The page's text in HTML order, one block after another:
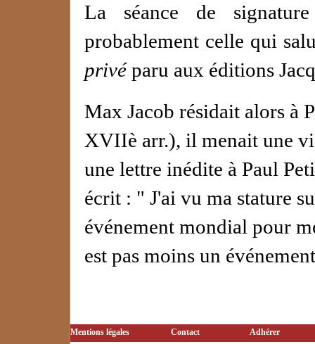
La séance de
probablement celle qui
privéparu aux éditions
Max Jacob résidait alors à
XVIIè arr.), il menait une
une lettre inédite à Paul
écrit : " J'ai vu ma stature
événement mondial pour
est pas moins un
Mentions légales Contact Adhérer